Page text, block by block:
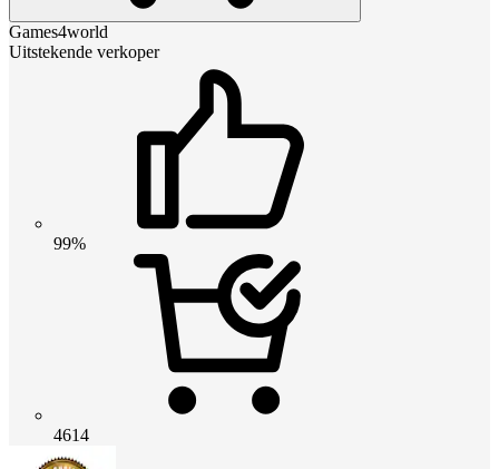
Games4world
Uitstekende verkoper
99%
4614